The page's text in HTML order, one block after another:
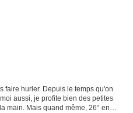
faire hurler. Depuis le temps qu'on
aussi, je profite bien des petites
main. Mais quand même, 26° en